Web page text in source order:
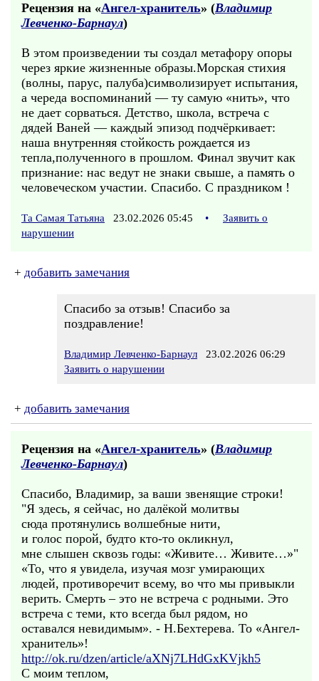
Рецензия на «Ангел-хранитель» (Владимир
Левченко-Барнаул)
В этом произведении ты создал метафору опоры
через яркие жизненные образы.Морская стихия
(волны, парус, палуба)символизирует испытания,
а череда воспоминаний — ту самую «нить», что
не дает сорваться. Детство, школа, встреча с
дядей Ваней — каждый эпизод подчёркивает:
наша внутренняя стойкость рождается из
тепла,полученного в прошлом. Финал звучит как
признание: нас ведут не знаки свыше, а память о
человеческом участии. Спасибо. С праздником !
Та Самая Татьяна 23.02.2026 05:45 •
Заявить о
нарушении
+ добавить замечания
Спасибо за отзыв! Спасибо за
поздравление!
Владимир Левченко-Барнаул 23.02.2026 06:29
Заявить о нарушении
+ добавить замечания
Рецензия на «Ангел-хранитель» (Владимир
Левченко-Барнаул)
Спасибо, Владимир, за ваши звенящие строки!
"Я здесь, я сейчас, но далёкой молитвы
сюда протянулись волшебные нити,
и голос порой, будто кто-то окликнул,
мне слышен сквозь годы: «Живите… Живите…»"
«То, что я увидела, изучая мозг умирающих
людей, противоречит всему, во что мы привыкли
верить. Смерть – это не встреча с родными. Это
встреча с теми, кто всегда был рядом, но
оставался невидимым». - Н.Бехтерева. То «Ангел-
хранитель»!
http://ok.ru/dzen/article/aXNj7LHdGxKVjkh5
С моим теплом,